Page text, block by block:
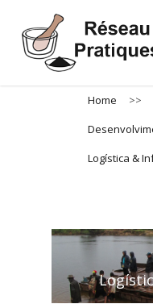
main
Home
>>
Logística &